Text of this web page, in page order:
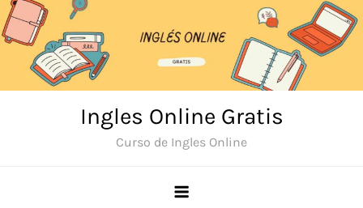
Skip
to
content
Ingles Online Gratis
Curso de Ingles Online